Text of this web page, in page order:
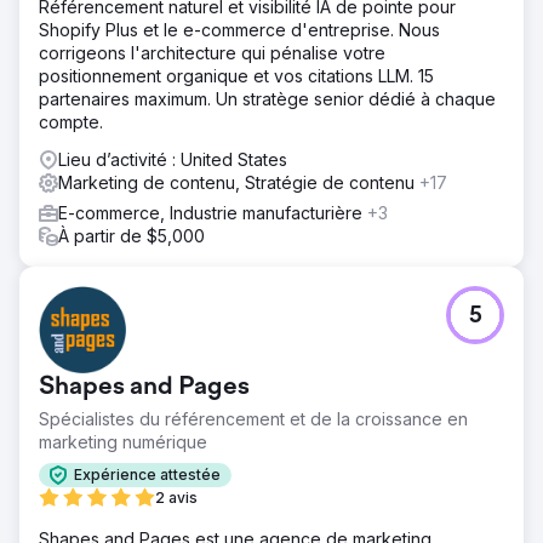
Solution
Nous avons mis en œuvre une stratégie de croissance
globale, débutant par la création d'un nouveau site web
intuitif, conçu pour présenter clairement nos services et
convertir les visiteurs en clients potentiels. Nous avons
ensuite lancé une stratégie de référencement naturel
(SEO) ciblée afin d'améliorer la visibilité des mots-clés et
le trafic organique. Enfin, nous avons déployé une
campagne Google Ads axée sur les recherches à forte
intention, permettant ainsi à l'entreprise de toucher les
comportementale appliquée (ABA) dans sa zone
d'intervention.
Résultat
Les résultats ont été spectaculaires. Les demandes
mensuelles ont quadruplé, générant un flux constant et
fiable de nouvelles opportunités clients. Grâce à une
stratégie de référencement naturel (SEO), à des
contenus de haute qualité et à une publicité ciblée, la
société ABA a considérablement accru sa visibilité en
ligne. Son catalogue de ressources pédagogiques, en
constante expansion, l'a positionnée comme un acteur
Référencement naturel et visibilité IA de pointe pour
Shopify Plus et le e-commerce d'entreprise. Nous
corrigeons l'architecture qui pénalise votre
positionnement organique et vos citations LLM. 15
partenaires maximum. Un stratège senior dédié à chaque
compte.
Lieu d’activité : United States
Marketing de contenu, Stratégie de contenu +17
E-commerce, Industrie manufacturière +3
À partir de $5,000
Shapes and Pages
Spécialistes du référencement et de la croissance en
marketing numérique
Expérience attestée
2 avis
5
Shapes and Pages est une agence de marketing